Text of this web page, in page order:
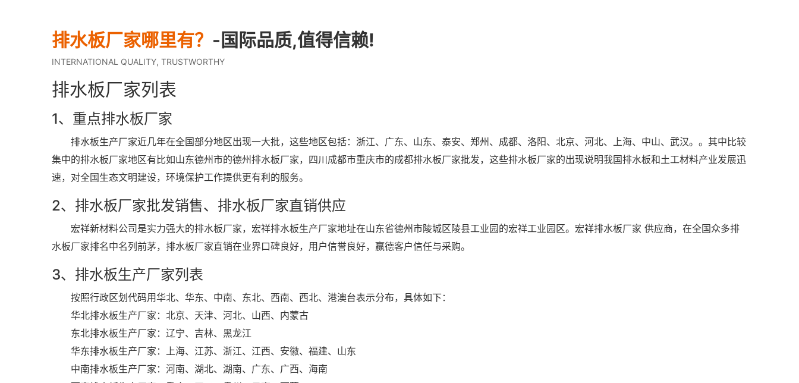
排水板厂家哪里有？ -国际品质,值得信赖!
INTERNATIONAL QUALITY, TRUSTWORTHY
排水板厂家列表
1、重点排水板厂家
排水板生产厂家近几年在全国部分地区出现一大批，这些地区包括：浙江、广东、山东、泰安、郑州、成都、洛阳、北京、河北、上海、中山、武汉。。其中比较
集中的排水板厂家地区有比如山东德州市的德州排水板厂家，四川成都市重庆市的成都排水板厂家批发，这些排水板厂家的出现说明我国排水板和土工材料产业发展迅
速，对全国生态文明建设，环境保护工作提供更有利的服务。
2、排水板厂家批发销售、排水板厂家直销供应
宏祥新材料公司是实力强大的排水板厂家，宏祥排水板生产厂家地址在山东省德州市陵城区陵县工业园的宏祥工业园区。宏祥排水板厂家 供应商，在全国众多排
水板厂家排名中名列前茅，排水板厂家直销在业界口碑良好，用户信誉良好，赢德客户信任与采购。
3、排水板生产厂家列表
按照行政区划代码用华北、华东、中南、东北、西南、西北、港澳台表示分布，具体如下：
华北排水板生产厂家：北京、天津、河北、山西、内蒙古
东北排水板生产厂家：辽宁、吉林、黑龙江
华东排水板生产厂家：上海、江苏、浙江、江西、安徽、福建、山东
中南排水板生产厂家：河南、湖北、湖南、广东、广西、海南